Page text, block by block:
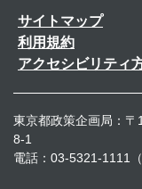
サイトマップ
利用規約
アクセシビリティ
東京都政策企画局：
8-1
電話：03-5321-1111（